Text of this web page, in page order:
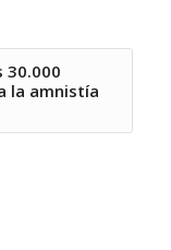
30.000
la amnistía